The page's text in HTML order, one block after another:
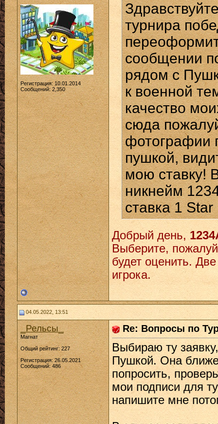
Регистрация: 10.01.2014
Сообщений: 2,350
турнира
сообщении
рядом с
к военной
качество
сюда
фотографии
пушкой,
мою ставку!
никнейм
ставка 1 Star
Добрый день,
Выберите,
будет оценить.
игрока.
04.05.2022, 13:51
_Рельсы_
Магнат
Общий рейтинг: 227
Регистрация: 26.05.2021
Сообщений: 486
Re: Вопросы по
Выбираю ту
Пушкой. Она
попросить,
мои подписи для
напишите мне